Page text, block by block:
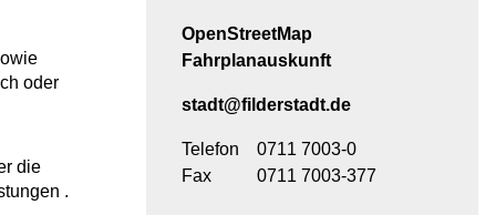
oder
die
.
OpenStreetMap
Fahrplanauskunft
stadt@filderstadt.de
Telefon
0711 7003-0
Fax
0711 7003-377